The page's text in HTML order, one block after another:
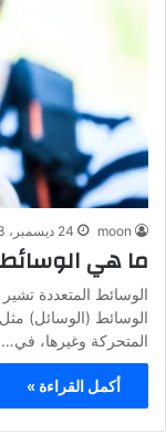
moon 24 ديسمبر، 2023
ما هي
الوسائط المتعددة
الوسائط (الوسائل)
المتحركة وغيرها، في…
أكمل القراءة »